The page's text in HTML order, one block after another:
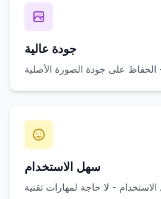
جودة عالية
- الحفاظ على جودة الصورة الأصلية
سهل الاستخدام
- لا حاجة لمهارات تقنية